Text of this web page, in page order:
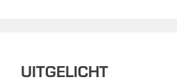
UITGELICHT